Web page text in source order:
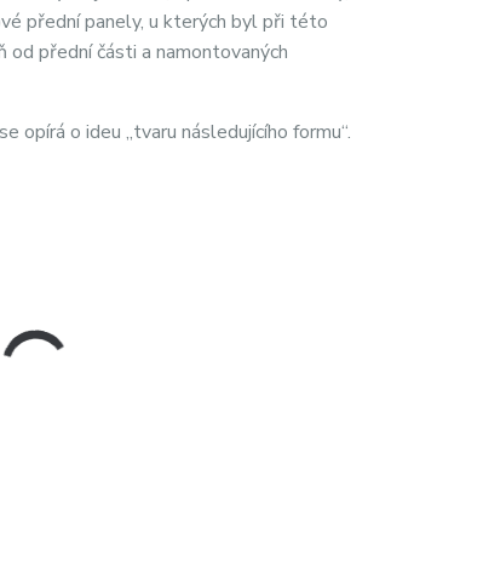
přední panely, u kterých byl při této
přední části a namontovaných
opírá o ideu „tvaru následujícího formu“.